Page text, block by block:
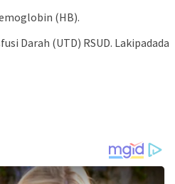
(HB).
Darah (UTD) RSUD. Lakipadada